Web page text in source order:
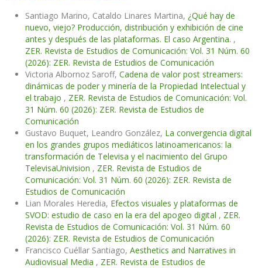
Santiago Marino, Cataldo Linares Martina, ¿Qué hay de
nuevo, viejo? Producción, distribución y exhibición de cine
antes y después de las plataformas. El caso Argentina. ,
ZER. Revista de Estudios de Comunicación: Vol. 31 Núm. 60
(2026): ZER. Revista de Estudios de Comunicación
Victoria Albornoz Saroff, Cadena de valor post streamers:
dinámicas de poder y minería de la Propiedad Intelectual y
el trabajo , ZER. Revista de Estudios de Comunicación: Vol.
31 Núm. 60 (2026): ZER. Revista de Estudios de
Comunicación
Gustavo Buquet, Leandro González, La convergencia digital
en los grandes grupos mediáticos latinoamericanos: la
transformación de Televisa y el nacimiento del Grupo
TelevisaUnivision , ZER. Revista de Estudios de
Comunicación: Vol. 31 Núm. 60 (2026): ZER. Revista de
Estudios de Comunicación
Lian Morales Heredia, Efectos visuales y plataformas de
SVOD: estudio de caso en la era del apogeo digital , ZER.
Revista de Estudios de Comunicación: Vol. 31 Núm. 60
(2026): ZER. Revista de Estudios de Comunicación
Francisco Cuéllar Santiago, Aesthetics and Narratives in
Audiovisual Media , ZER. Revista de Estudios de